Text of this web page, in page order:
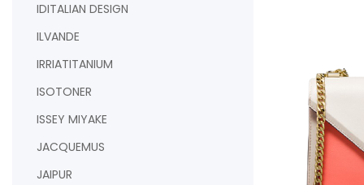
IDITALIAN DESIGN
ILVANDE
IRRIATITANIUM
ISOTONER
ISSEY MIYAKE
JACQUEMUS
JAIPUR